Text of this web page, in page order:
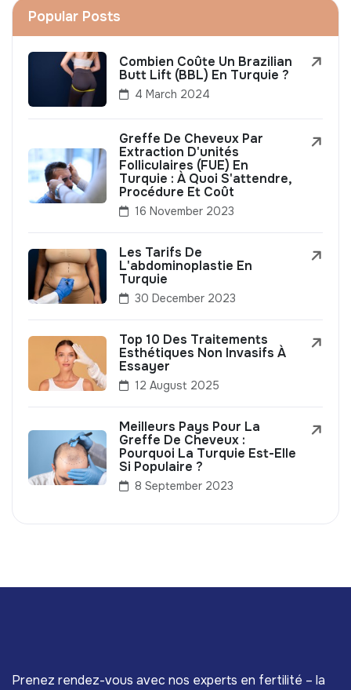
Popular Posts
Combien Coûte Un Brazilian
Butt Lift (BBL) En Turquie ?
4 March 2024
Greffe De Cheveux Par
Extraction D'unités
Folliculaires (FUE) En
Turquie : À Quoi S'attendre,
Procédure Et Coût
16 November 2023
Les Tarifs De
L'abdominoplastie En
Turquie
30 December 2023
Top 10 Des Traitements
Esthétiques Non Invasifs À
Essayer
12 August 2025
Meilleurs Pays Pour La
Greffe De Cheveux :
Pourquoi La Turquie Est-Elle
Si Populaire ?
8 September 2023
Prenez rendez-vous avec nos experts en fertilité – la